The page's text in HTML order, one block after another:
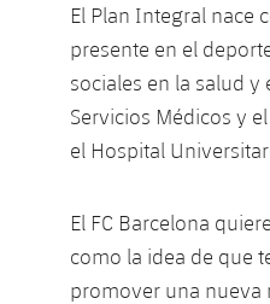
El Plan Integral nace
presente en el
sociales en la salud
Servicios Médicos y
el Hospital
El FC Barcelona
como la idea de que
promover una nueva